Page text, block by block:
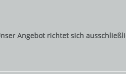
Angebot richtet sich